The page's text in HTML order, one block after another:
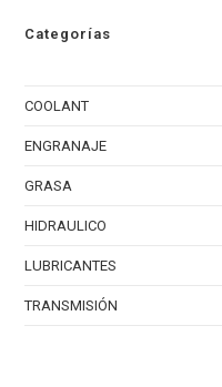
Categorías
COOLANT
ENGRANAJE
GRASA
HIDRAULICO
LUBRICANTES
TRANSMISIÓN